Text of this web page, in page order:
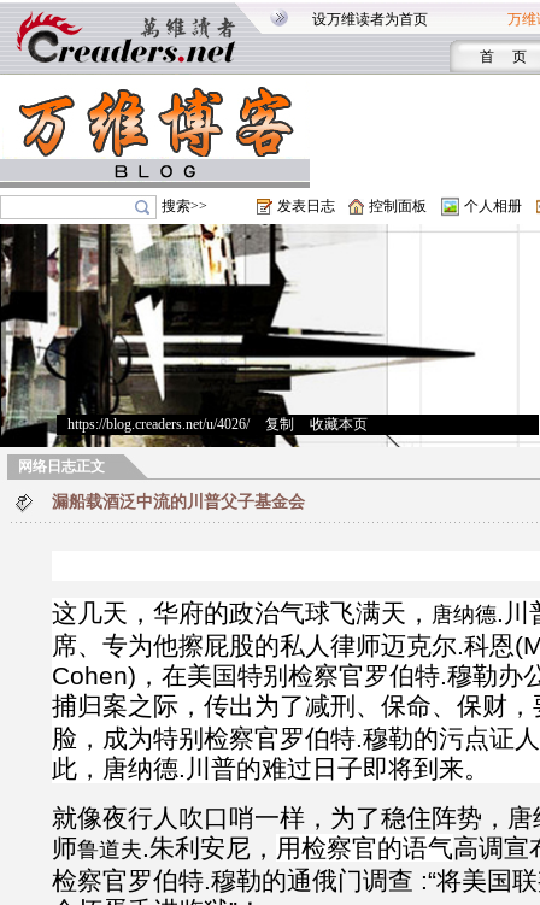
设万维读者为首页 万维
首 页
搜索>> 发表日志 控制面板 个人相册
https://blog.creaders.net/u/4026/> 复制 收藏本页
网络日志正文
漏船载酒泛中流的川普父子基金会
这几天，华府的政治气球飞满天， 唐纳德.川
席、专为他擦屁股的私人律师迈克尔.科恩
Cohen)，在美国特别检察官罗伯特.穆勒办
捕归案之际，传出为了减刑、保命、保财，
脸，成为特别检察官罗伯特.穆勒的污点证
此，唐纳德.川普的难过日子即将到来。
就像夜行人吹口哨一样，为了稳住阵势，
师鲁道夫.朱利安尼， 用检察官的语气高调宣
检察官罗伯特.穆勒的通俄门调查 :“将美国